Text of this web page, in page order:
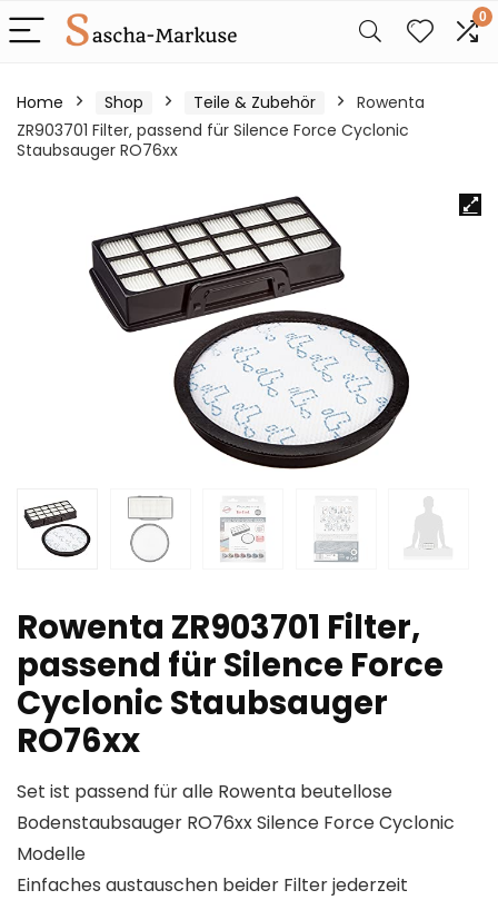
0
Home Shop Teile & Zubehör
Rowenta
ZR903701 Filter, passend für Silence Force Cyclonic
Staubsauger RO76xx
Rowenta ZR903701 Filter,
passend für Silence Force
Cyclonic Staubsauger
RO76xx
Set ist passend für alle Rowenta beutellose
Bodenstaubsauger RO76xx Silence Force Cyclonic
Modelle
Einfaches austauschen beider Filter jederzeit